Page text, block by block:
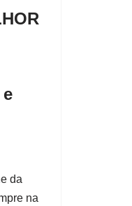
da
na